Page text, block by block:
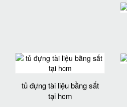
tủ đựng tài liệu bằng sắt
tại hcm